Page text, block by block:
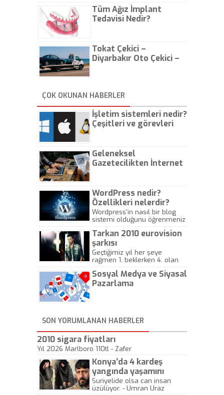
Tüm Ağız İmplant
Tedavisi Nedir?
Tokat Çekici –
Diyarbakır Oto Çekici –
ÇOK OKUNAN HABERLER
İşletim sistemleri nedir?
Çeşitleri ve görevleri
Geleneksel
Gazetecilikten İnternet
WordPress nedir?
Özellikleri nelerdir?
Wordpress'in nasıl bir blog
sistemi olduğunu öğrenmeniz
Tarkan 2010 eurovision
şarkısı
Geçtiğimiz yıl her şeye
rağmen 1. beklerken 4. olan
gösterisinin bu yarışmada
önemli olmadığını anlamıştır.
Sosyal Medya ve Siyasal
Pazarlama
SON YORUMLANAN HABERLER
2010 sigara fiyatları
Yıl 2026 Marlboro 110tl - Zafer
Konya’da 4 kardeş
yangında yaşamını
yitirdi
Suriyelide olsa can insan
üzülüyor. - Umran Uraz